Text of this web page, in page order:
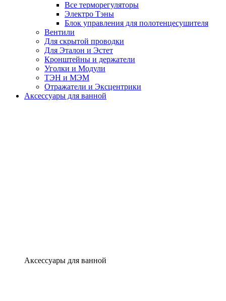
Все терморегуляторы
Электро Тэны
Блок управления для полотенцесушителя
Вентили
Для скрытой проводки
Для Эталон и Эстет
Кронштейны и держатели
Уголки и Модули
ТЭН и МЭМ
Отражатели и Эксцентрики
Аксессуары для ванной
Аксессуары для ванной